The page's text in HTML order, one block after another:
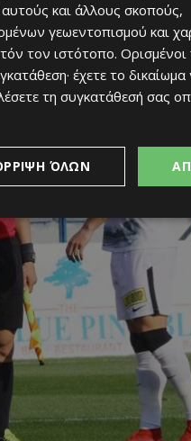
και άλλους σκοπούς,
γεωεντοπισμού και
τον ιστότοπο.
έχετε το δικαίωμα
τη συγκατάθεσή σας
ΌΛΩΝ